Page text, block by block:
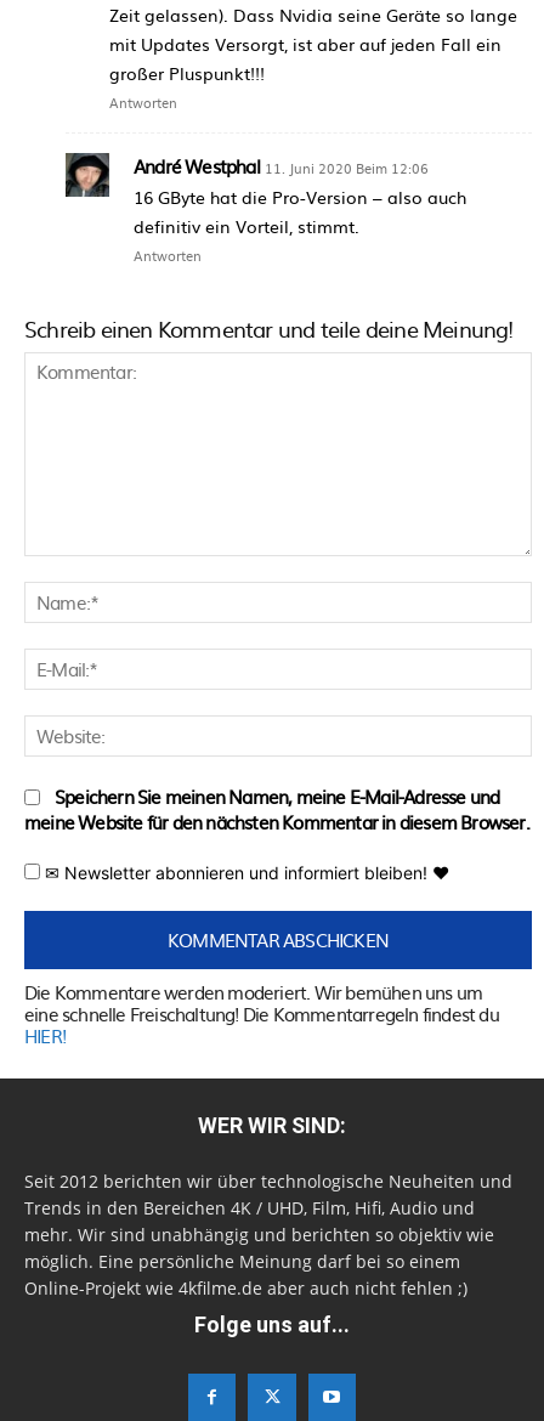
Zeit gelassen). Dass Nvidia seine Geräte so lange
mit Updates Versorgt, ist aber auf jeden Fall ein
großer Pluspunkt!!!
Antworten
André Westphal 11. Juni 2020 Beim 12:06
16 GByte hat die Pro-Version – also auch
definitiv ein Vorteil, stimmt.
Antworten
Schreib einen Kommentar und teile deine Meinung!
Speichern Sie meinen Namen, meine E-Mail-Adresse und
meine Website für den nächsten Kommentar in diesem Browser.
✉ Newsletter abonnieren und informiert bleiben! ♥
Die Kommentare werden moderiert. Wir bemühen uns um
eine schnelle Freischaltung! Die Kommentarregeln findest du
HIER!
WER WIR SIND:
Seit 2012 berichten wir über technologische Neuheiten und
Trends in den Bereichen 4K / UHD, Film, Hifi, Audio und
mehr. Wir sind unabhängig und berichten so objektiv wie
möglich. Eine persönliche Meinung darf bei so einem
Online-Projekt wie 4kfilme.de aber auch nicht fehlen ;)
Folge uns auf...